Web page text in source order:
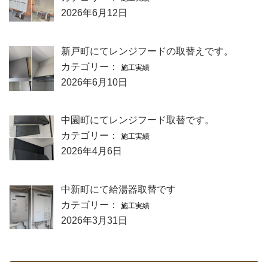
2026年6月12日
新戸町にてレンジフードの取替えです。
カテゴリー：
施工実績
2026年6月10日
中園町にてレンジフード取替です。
カテゴリー：
施工実績
2026年4月6日
中新町にて給湯器取替です
カテゴリー：
施工実績
2026年3月31日